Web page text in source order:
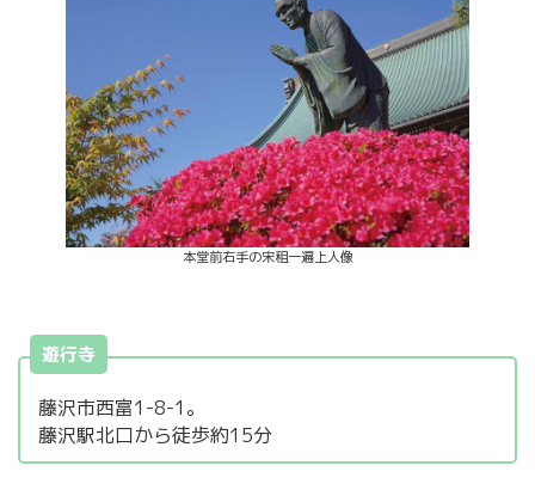
本堂前右手の宋租一遍上人像
遊行寺
藤沢市西富1-8-1。
藤沢駅北口から徒歩約15分